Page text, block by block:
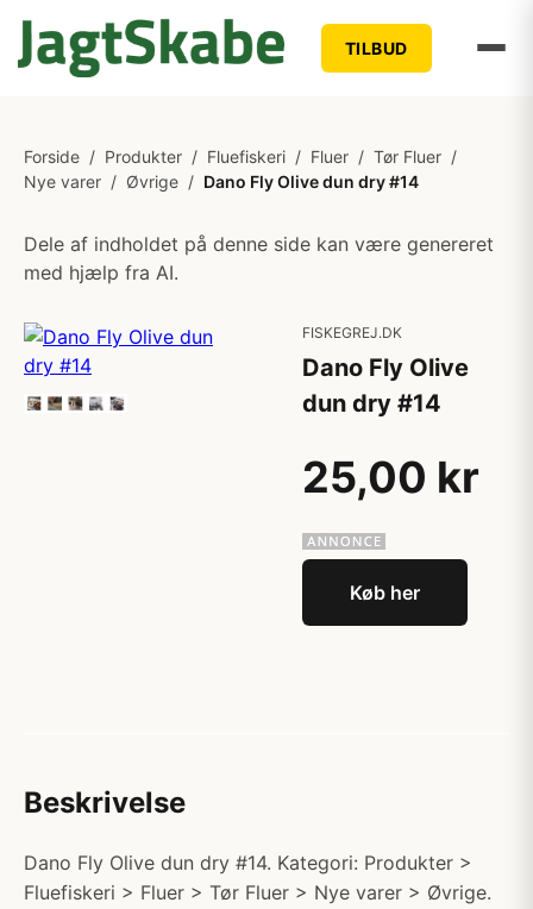
TILBUD
Forside / Produkter / Fluefiskeri / Fluer / Tør Fluer /
Nye varer / Øvrige / Dano Fly Olive dun dry #14
Dele af indholdet på denne side kan være genereret
med hjælp fra AI.
FISKEGREJ.DK
Dano Fly Olive
dun dry #14
25,00 kr
Køb her
Beskrivelse
Dano Fly Olive dun dry #14. Kategori: Produkter >
Fluefiskeri > Fluer > Tør Fluer > Nye varer > Øvrige.